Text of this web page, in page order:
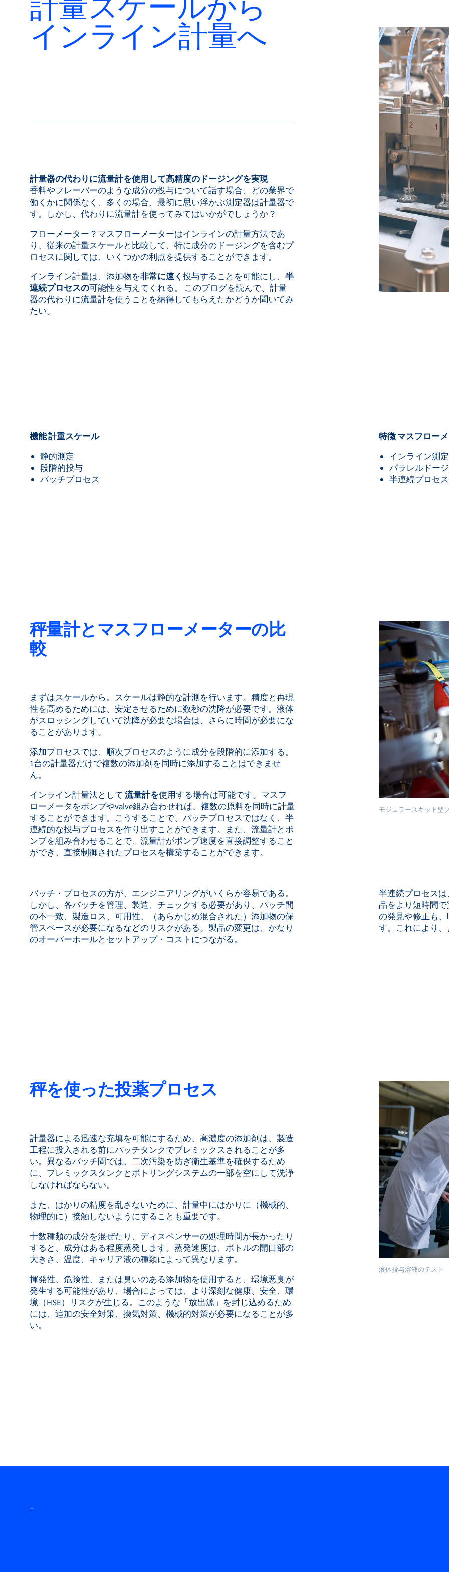
Bronkhorst
連絡を取る
インライン計量へ
計量器の代わりに流量計を使用して高精度のドージングを実現
香料やフレーバーのような成分の投与について話す場合、どの業界で
働くかに関係なく、多くの場合、最初に思い浮かぶ測定器は計量器で
す。しかし、代わりに流量計を使ってみてはいかがでしょうか？
フローメーター？マスフローメーターはインラインの計量方法であ
り、従来の計量スケールと比較して、特に成分のドージングを含むプ
ロセスに関しては、いくつかの利点を提供することができます。
インライン計量は、添加物を非常に速く 投与することを可能にし、 半
連続プロセスの可能性を与えてくれる。 このブログを読んで、計量
器の代わりに流量計を使うことを納得してもらえたかどうか聞いてみ
たい。
機能 計重スケール
静的測定
段階的投与
バッチプロセス
特徴 マスフロー
インライン測定
パラレルドー
半連続プロセス
秤量計とマスフローメーターの比
較
まずはスケールから。スケールは静的な計測を行います。精度と再現
性を高めるためには、安定させるために数秒の沈降が必要です。液体
がスロッシングしていて沈降が必要な場合は、さらに時間が必要にな
ることがあります。
添加プロセスでは、順次プロセスのように成分を段階的に添加する。
1台の計量器だけで複数の添加剤を同時に添加することはできませ
ん。
インライン計量法として 流量計を使用する場合は可能です。マスフ
ローメータをポンプやvalve組み合わせれば、複数の原料を同時に計量
することができます。こうすることで、バッチプロセスではなく、半
連続的な投与プロセスを作り出すことができます。また、流量計とポ
ンプを組み合わせることで、流量計がポンプ速度を直接調整すること
ができ、直接制御されたプロセスを構築することができます。
モジュラースキッド型
バッチ・プロセスの方が、エンジニアリングがいくらか容易である。
しかし、各バッチを管理、製造、チェックする必要があり、バッチ間
の不一致、製造ロス、可用性、（あらかじめ混合された）添加物の保
管スペースが必要になるなどのリスクがある。製品の変更は、かなり
のオーバーホールとセットアップ・コストにつながる。
半連続プロセス
品をより短時間
の発見や修正も
す。これにより
液体投与溶液のテスト
秤を使った投薬プロセス
計量器による迅速な充填を可能にするため、高濃度の添加剤は、製造
工程に投入される前にバッチタンクでプレミックスされることが多
い。異なるバッチ間では、二次汚染を防ぎ衛生基準を確保するため
に、プレミックスタンクとボトリングシステムの一部を空にして洗浄
しなければならない。
また、はかりの精度を乱さないために、計量中にはかりに（機械的、
物理的に）接触しないようにすることも重要です。
十数種類の成分を混ぜたり、ディスペンサーの処理時間が長かったり
すると、成分はある程度蒸発します。蒸発速度は、ボトルの開口部の
大きさ、温度、キャリア液の種類によって異なります。
揮発性、危険性、または臭いのある添加物を使用すると、環境悪臭が
発生する可能性があり、場合によっては、より深刻な健康、安全、環
境（HSE）リスクが生じる。このような「放出源」を封じ込めるため
には、追加の安全対策、換気対策、機械的対策が必要になることが多
い。